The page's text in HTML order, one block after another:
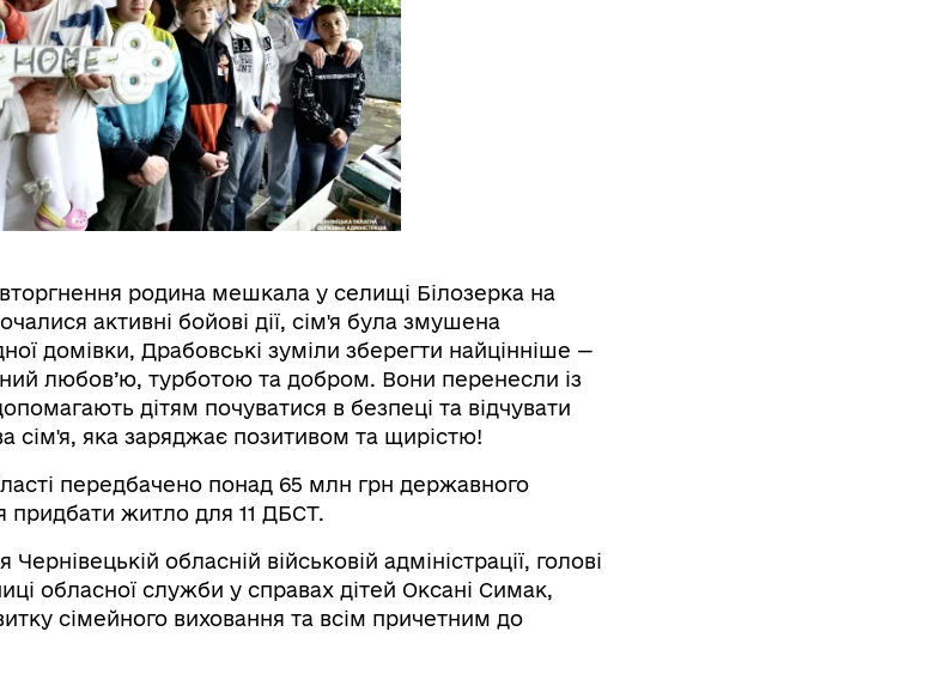
родина мешкала у селищі Білозерка на
активні бойові дії, сім'я була змушена
домівки, Драбовські зуміли зберегти найцінніше —
любов’ю, турботою та добром. Вони перенесли із
дітям почуватися в безпеці та відчувати
сім'я, яка заряджає позитивом та щирістю!
передбачено понад 65 млн грн державного
придбати житло для 11 ДБСТ.
обласній військовій адміністрації, голові
обласної служби у справах дітей Оксані Симак,
сімейного виховання та всім причетним до